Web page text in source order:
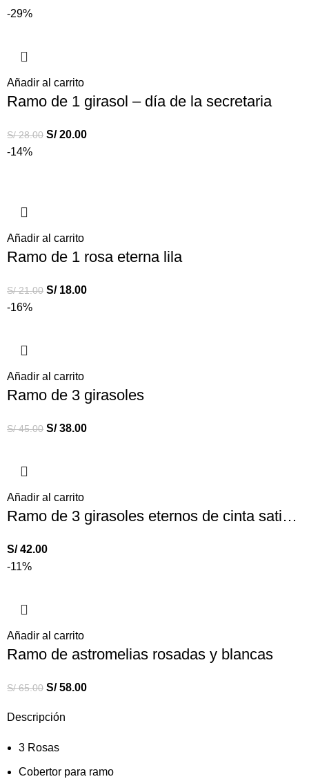
-29%
Añadir al carrito
Ramo de 1 girasol – día de la secretaria
S/28.00 S/20.00
-14%
Añadir al carrito
Ramo de 1 rosa eterna lila
S/21.00 S/18.00
-16%
Añadir al carrito
Ramo de 3 girasoles
S/45.00 S/38.00
Añadir al carrito
Ramo de 3 girasoles eternos de cinta satinada – flores amarillas
S/42.00
-11%
Añadir al carrito
Ramo de astromelias rosadas y blancas
S/65.00 S/58.00
Descripción
3 Rosas
Cobertor para ramo